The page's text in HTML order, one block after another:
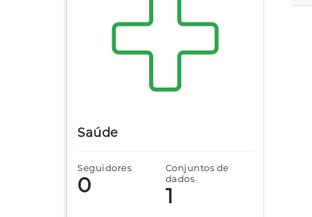
Saúde
Seguidores
0
Conjuntos de
dados
1